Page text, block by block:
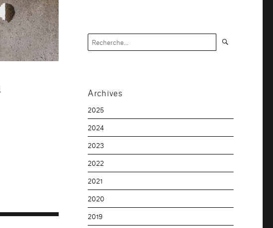
Recherche
pour :
Archives
2025
2024
2023
2022
2021
2020
2019